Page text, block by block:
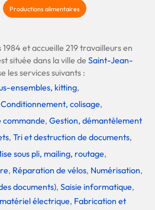
Productions alimentaires
et accueille 219 travailleurs en
située dans la ville deSaint-Jean-
les services suivants :
ensembles, kitting,
Conditionnement, colisage,
commande, Gestion, démantèlement
, Tri et destruction de documents,
sous pli, mailing, routage,
, Réparation de vélos, Numérisation,
documents), Saisie informatique,
électrique, Fabrication et